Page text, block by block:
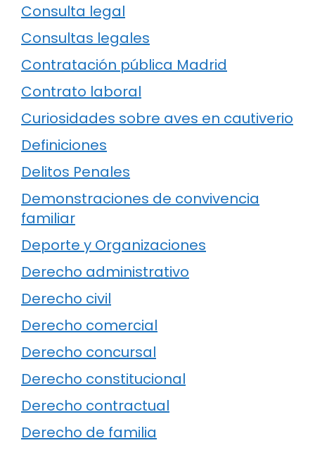
Consulta legal
Consultas legales
Contratación pública Madrid
Contrato laboral
Curiosidades sobre aves en cautiverio
Definiciones
Delitos Penales
Demonstraciones de convivencia
familiar
Deporte y Organizaciones
Derecho administrativo
Derecho civil
Derecho comercial
Derecho concursal
Derecho constitucional
Derecho contractual
Derecho de familia